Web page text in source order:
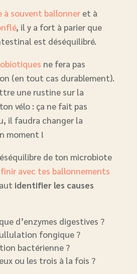
à souvent ballonneret à
, il y a fort à parier que
est déséquilibré.
ne fera pas
(en tout cas durablement).
une rustine sur la
vélo : ça ne fait pas
il faudra changer la
moment !
de ton microbiote
avec tes ballonnements
identifier les causes
d’enzymes digestives ?
fongique ?
bactérienne ?
ou les trois à la fois ?